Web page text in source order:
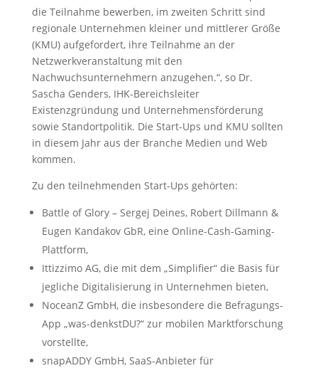
die Teilnahme bewerben, im zweiten Schritt sind
regionale Unternehmen kleiner und mittlerer Größe
(KMU) aufgefordert, ihre Teilnahme an der
Netzwerkveranstaltung mit den
Nachwuchsunternehmern anzugehen.“, so Dr.
Sascha Genders, IHK-Bereichsleiter
Existenzgründung und Unternehmensförderung
sowie Standortpolitik. Die Start-Ups und KMU sollten
in diesem Jahr aus der Branche Medien und Web
kommen.
Zu den teilnehmenden Start-Ups gehörten:
Battle of Glory – Sergej Deines, Robert Dillmann &
Eugen Kandakov GbR, eine Online-Cash-Gaming-
Plattform,
Ittizzimo AG, die mit dem „Simplifier“ die Basis für
jegliche Digitalisierung in Unternehmen bieten,
NoceanZ GmbH, die insbesondere die Befragungs-
App „was-denkstDU?“ zur mobilen Marktforschung
vorstellte,
snapADDY GmbH, SaaS-Anbieter für